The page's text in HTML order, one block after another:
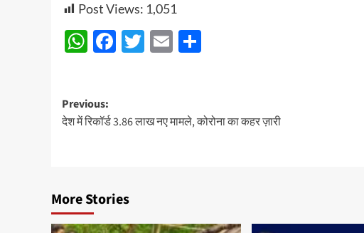
Post Views: 1,051
WhatsApp
Facebook
Twitter
Email
Post
navigation
Previous:
देश में रिकॉर्ड 3.86 लाख नए मामले, कोरोना का कहर ज़ारी
More Stories